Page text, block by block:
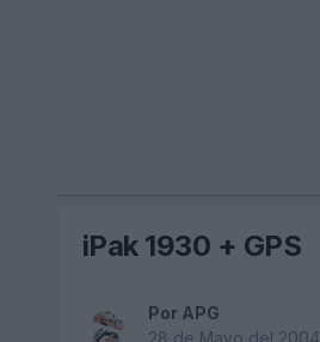
iPak 1930 + GPS
Por APG
28 de Mayo del 2004